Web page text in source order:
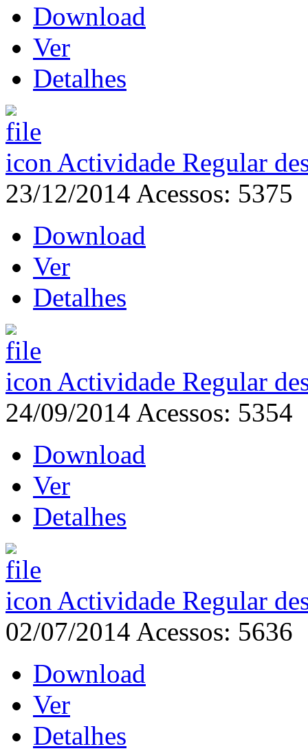
Download
Ver
Detalhes
Actividade Regular
23/12/2014 Acessos: 5375
Download
Ver
Detalhes
Actividade Regular
24/09/2014 Acessos: 5354
Download
Ver
Detalhes
Actividade Regular
02/07/2014 Acessos: 5636
Download
Ver
Detalhes